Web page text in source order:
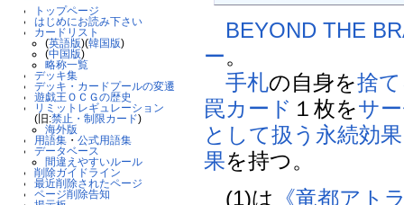
トップページ
はじめにお読み下さい
カードリスト
(英語版)(韓国版)
(中国版)
略称一覧
デッキ集
デッキ・カードプールの変遷
遊戯王ＯＣＧの歴史
リミットレギュレーション
(旧:禁止・制限カード)
海外版
用語集 ・公式用語集
データベース
間違えやすいルール
削除ガイドライン
最近削除されたページ
ページ削除告知
BEYOND THE
ー。
手札の自身を捨
罠カード １枚をサ
として扱う 永続効果
果を持つ。
(1)は 《竜都アト